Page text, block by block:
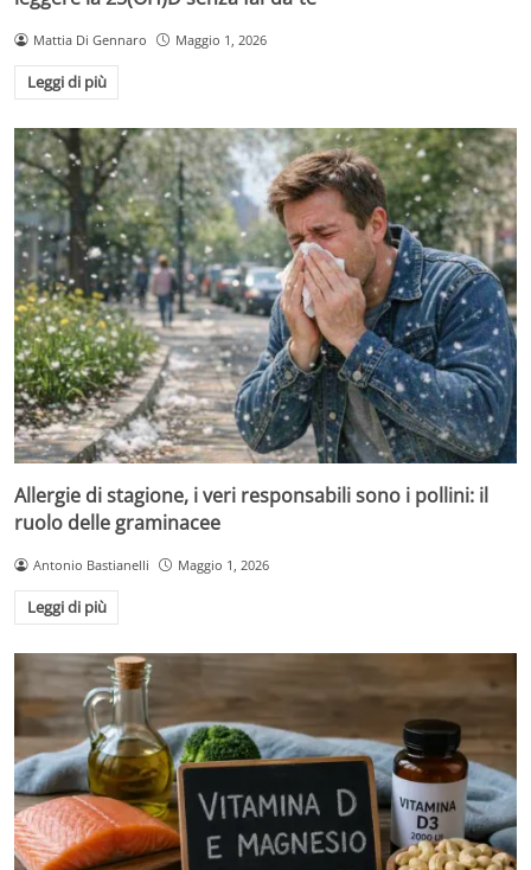
Mattia Di Gennaro Maggio 1, 2026
Leggi di più
Allergie di stagione, i veri responsabili sono i pollini: il
ruolo delle graminacee
Antonio Bastianelli Maggio 1, 2026
Leggi di più